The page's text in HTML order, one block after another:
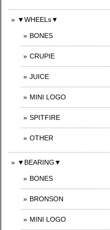
▼WHEELs▼
BONES
CRUPIE
JUICE
MINI LOGO
SPITFIRE
OTHER
▼BEARING▼
BONES
BRONSON
MINI LOGO